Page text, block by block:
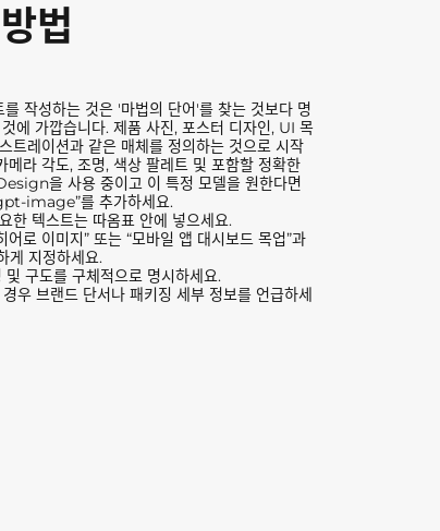
법
작성하는 것은 '마법의 단어'를 찾는 것보다 명
에 가깝습니다. 제품 사진, 포스터 디자인, UI 목
트레이션과 같은 매체를 정의하는 것으로 시작
메라 각도, 조명, 색상 팔레트 및 포함할 정확한
을 사용 중이고 이 특정 모델을 원한다면
image”를 추가하세요.
한 텍스트는 따옴표 안에 넣으세요.
어로 이미지” 또는 “모바일 앱 대시보드 목업”과
게 지정하세요.
및 구도를 구체적으로 명시하세요.
우 브랜드 단서나 패키징 세부 정보를 언급하세